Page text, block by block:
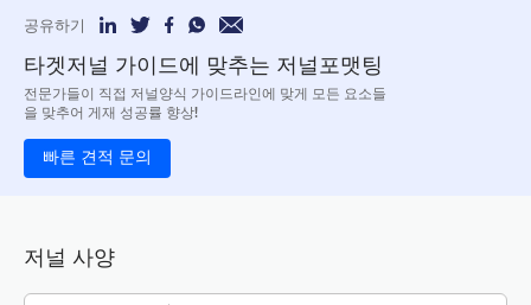
공유하기
타겟저널 가이드에 맞추는 저널포맷팅
전문가들이 직접 저널양식 가이드라인에 맞게 모든 요소들
을 맞추어 게재 성공률 향상!
빠른 견적 문의
저널 사양